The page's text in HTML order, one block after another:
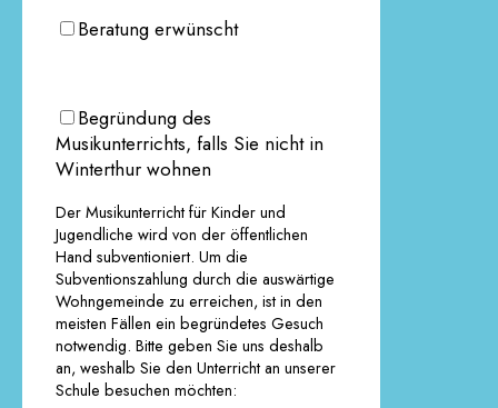
Beratung erwünscht
Begründung des
Musikunterrichts, falls Sie nicht in
Winterthur wohnen
Der Musikunterricht für Kinder und
Jugendliche wird von der öffentlichen
Hand subventioniert. Um die
Subventionszahlung durch die auswärtige
Wohngemeinde zu erreichen, ist in den
meisten Fällen ein begründetes Gesuch
notwendig. Bitte geben Sie uns deshalb
an, weshalb Sie den Unterricht an unserer
Schule besuchen möchten: